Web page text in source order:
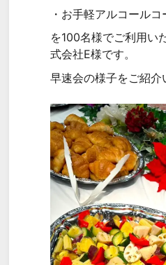
・お手軽アルコールコ
を100名様でご利用
式会社E様です。
早速会の様子をご紹